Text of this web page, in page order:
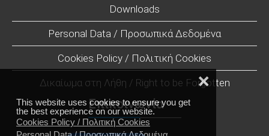
This website uses cookies to ensure you get
the best experience on our website.
Cookies Policy / Πολιτική Cookies
❌
Downloads
Personal Data / Προσωπικά Δεδομένα
Cookies Policy / Πολιτική Cookies
Δικαίωμα στη Λήθη / Right to be Forgotten
Επικοινωνία